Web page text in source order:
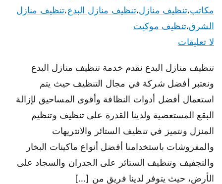
مكاتب،تنظيف منازل،تنظيف منازل البدع،تنظيف منازل
الشرق،تنظيف موكيت
لا تعليقات
تنظيف منازل البدع نقدم خدمة تنظيف منازل البدع
ونعتبر أفضل شركة في مجال التنظيف حيث يتم
استعمال أفضل أدوات النظافة وأقوى المساحيق لإزالة
البقع المستعصية ولدينا القدرة على تنظيف وتنظيم
المنزل ونتميز في تنظيف الستائر والانتريهات
والمفروشات باستخدامنا أفضل أنواع ماكينات البخار
والتجفيف وتنظيف الستائر على الجدران والسجاد على
الأرض، حيث يتوفر لدينا فريق من […]